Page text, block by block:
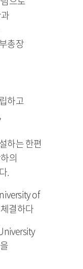
총장
하고
하는 한편
의
.
of
결하다